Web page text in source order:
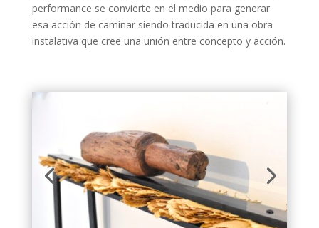
performance se convierte en el medio para generar
esa acción de caminar siendo traducida en una obra
instalativa que cree una unión entre concepto y acción.